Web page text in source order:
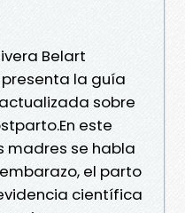
Belart
la guía
sobre
este
madres se habla
el parto
científica